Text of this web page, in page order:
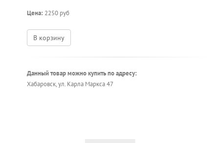
Цена: 2250 руб
В корзину
Данный товар можно купить по адресу:
Хабаровск, ул. Карла Маркса 47